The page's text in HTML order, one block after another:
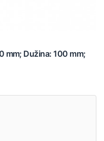
mm; Dužina: 100 mm;